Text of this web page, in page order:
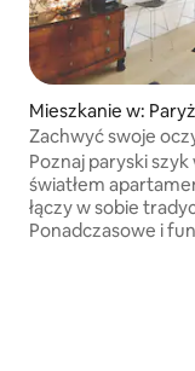
Mieszkanie w: Paryż
Zachwyć swoje
Wieży Eiffla
Poznaj paryski
światłem
łączy w sobie
Ponadczasowe i